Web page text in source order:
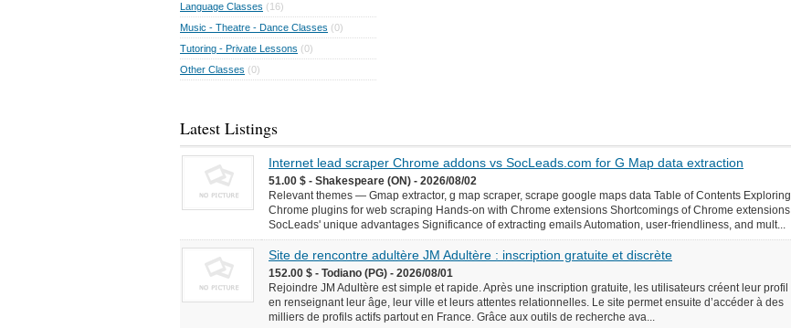
Language Classes (16)
Music - Theatre - Dance Classes (0)
Tutoring - Private Lessons (0)
Other Classes (0)
Latest Listings
Internet lead scraper Chrome addons vs SocLeads.com for G Map data extraction
51.00 $ - Shakespeare (ON) - 2026/08/02
Relevant themes — Gmap extractor, g map scraper, scrape google maps data Table of Contents Exploring
Chrome plugins for web scraping Hands-on with Chrome extensions Shortcomings of Chrome extensions
SocLeads' unique advantages Significance of extracting emails Automation, user-friendliness, and mult...
Site de rencontre adultère JM Adultère : inscription gratuite et discrète
152.00 $ - Todiano (PG) - 2026/08/01
Rejoindre JM Adultère est simple et rapide. Après une inscription gratuite, les utilisateurs créent leur profil
en renseignant leur âge, leur ville et leurs attentes relationnelles. Le site permet ensuite d’accéder à des
milliers de profils actifs partout en France. Grâce aux outils de recherche ava...